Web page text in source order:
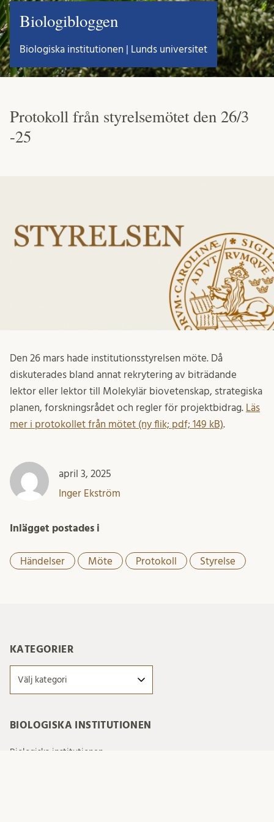
Biologibloggen
Biologiska institutionen | Lunds universitet
Protokoll från styrelsemötet den 26/3
-25
Den 26 mars hade institutionsstyrelsen möte. Då
diskuterades bland annat rekrytering av biträdande
lektor eller lektor till Molekylär biovetenskap, strategiska
planen, forskningsrådet och regler för projektbidrag. Läs
mer i protokollet från mötet (ny flik; pdf; 149 kB).
april 3, 2025
Inger Ekström
Inlägget postades i
Händelser Möte Protokoll Styrelse
KATEGORIER
BIOLOGISKA INSTITUTIONEN
Biologiska institutionen